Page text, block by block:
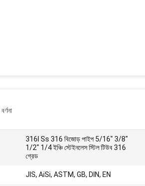
316l Ss 316 বিজোড় পাইপ 5/16" 3/8"
1/2" 1/4 ইঞ্চি স্টেইনলেস স্টিল টিউব 316
গ্রেড
JIS, AiSi, ASTM, GB, DIN, EN